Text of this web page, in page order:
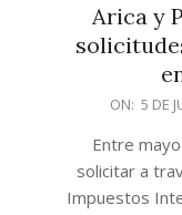
Arica y
2021-ON: 5 DE
Entre
solicitar a
Impuestos